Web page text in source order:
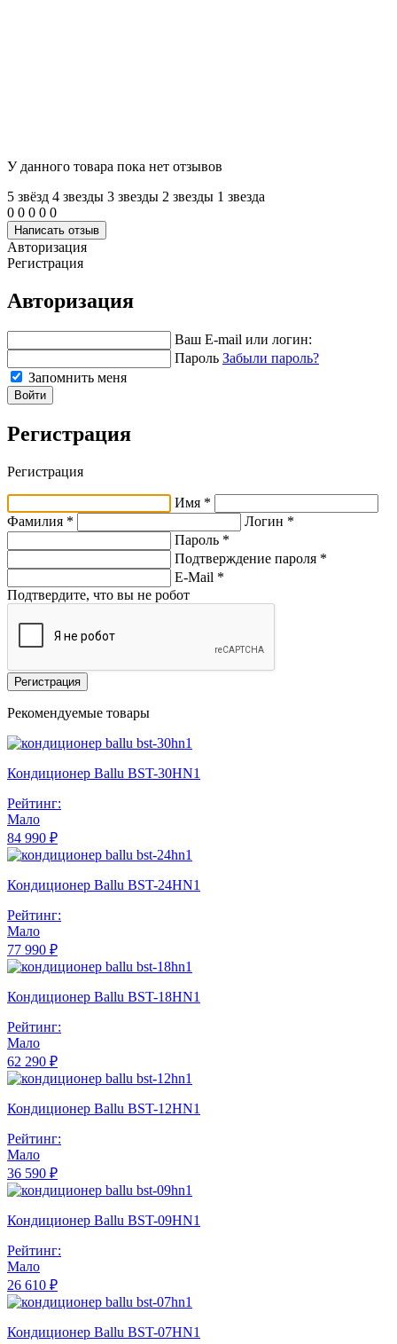
У данного товара пока нет отзывов
5 звёзд 4 звeзды 3 звeзды 2 звeзды 1 звeзда
0 0 0 0 0
Написать отзыв
Авторизация
Регистрация
Авторизация
Ваш E-mail или логин:
Пароль Забыли пароль?
Запомнить меня
Войти
Регистрация
Регистрация
Имя *
Фамилия *
Логин *
Пароль *
Подтверждение пароля *
E-Mail *
Подтвердите, что вы не робот
Регистрация
Рекомендуемые товары
Кондиционер Ballu BST-30HN1
Рейтинг:
Мало
84 990 ₽
Кондиционер Ballu BST-24HN1
Рейтинг:
Мало
77 990 ₽
Кондиционер Ballu BST-18HN1
Рейтинг:
Мало
62 290 ₽
Кондиционер Ballu BST-12HN1
Рейтинг:
Мало
36 590 ₽
Кондиционер Ballu BST-09HN1
Рейтинг:
Мало
26 610 ₽
Кондиционер Ballu BST-07HN1